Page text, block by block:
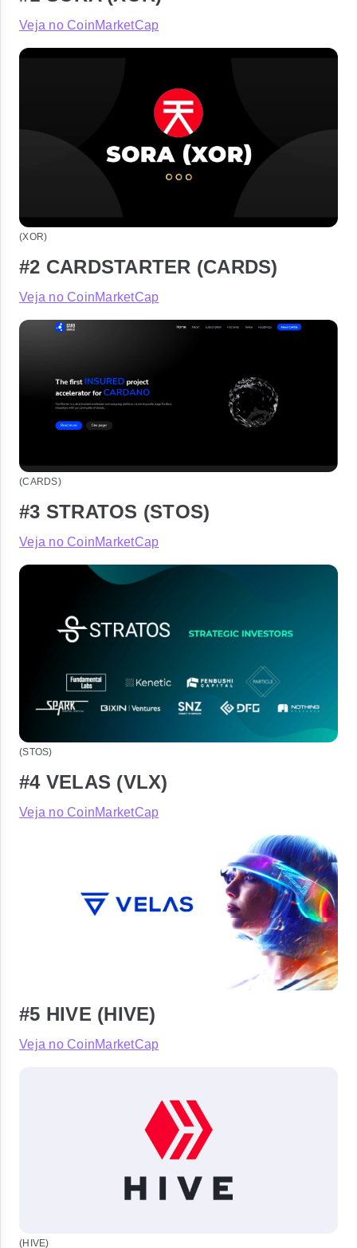
Veja no CoinMarketCap
(XOR)
#2 CARDSTARTER (CARDS)
Veja no CoinMarketCap
(CARDS)
#3 STRATOS (STOS)
Veja no CoinMarketCap
(STOS)
#4 VELAS (VLX)
Veja no CoinMarketCap
#5 HIVE (HIVE)
Veja no CoinMarketCap
(HIVE)